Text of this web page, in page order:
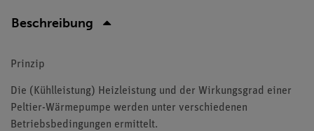
Beschreibung
Prinzip
Die (Kühlleistung) Heizleistung und der Wirkungsgrad einer
Peltier-Wärmepumpe werden unter verschiedenen
Betriebsbedingungen ermittelt.